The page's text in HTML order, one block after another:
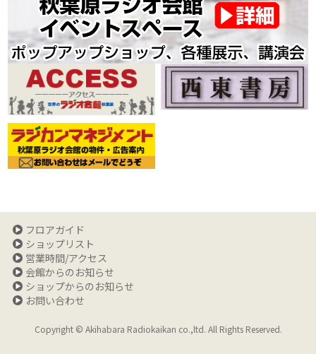
フロアガイド
ショップリスト
営業時間/アクセス
会館からのお知らせ
ショップからのお知らせ
お問い合わせ
Copyright © Akihabara Radiokaikan co.,ltd. All Rights Reserved.